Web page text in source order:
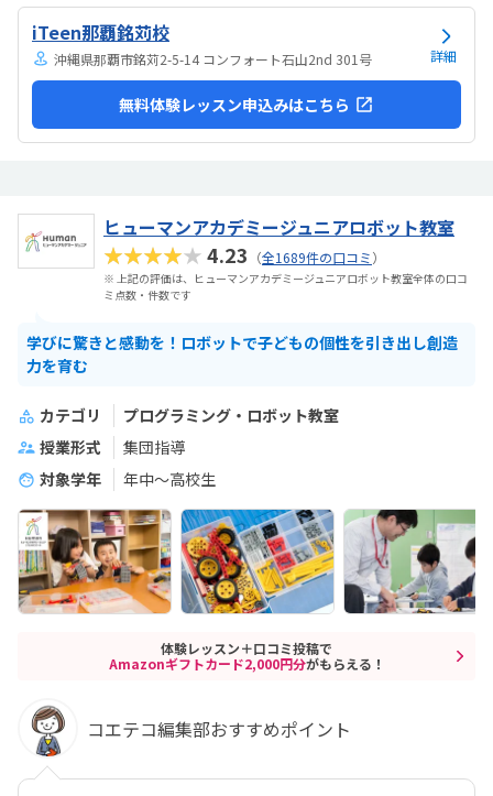
iTeen那覇銘苅校
沖縄県那覇市銘苅2-5-14 コンフォート石山2nd 301号 詳細
無料体験レッスン申込みはこちら
ヒューマンアカデミージュニアロボット教室
★★★★★4.23 （全1689件の口コミ）
※ 上記の評価は、ヒューマンアカデミージュニアロボット教室全体の口コ
ミ点数・件数です
学びに驚きと感動を！ロボットで子どもの個性を引き出し創造
力を育む
カテゴリ
プログラミング・ロボット教室
授業形式
集団指導
対象学年
年中～高校生
体験レッスン＋口コミ投稿で
Amazonギフトカード2,000円分がもらえる！
コエテコ編集部おすすめポイント